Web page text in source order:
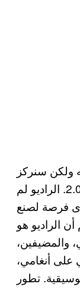
ولكن سنركز
خصوصًا مع الراديو، ما اسميه راديو 2.0. الراديو لم
فرصة لصنع
الراديو هو
والمضيفين،
على أنغامي،
تطور